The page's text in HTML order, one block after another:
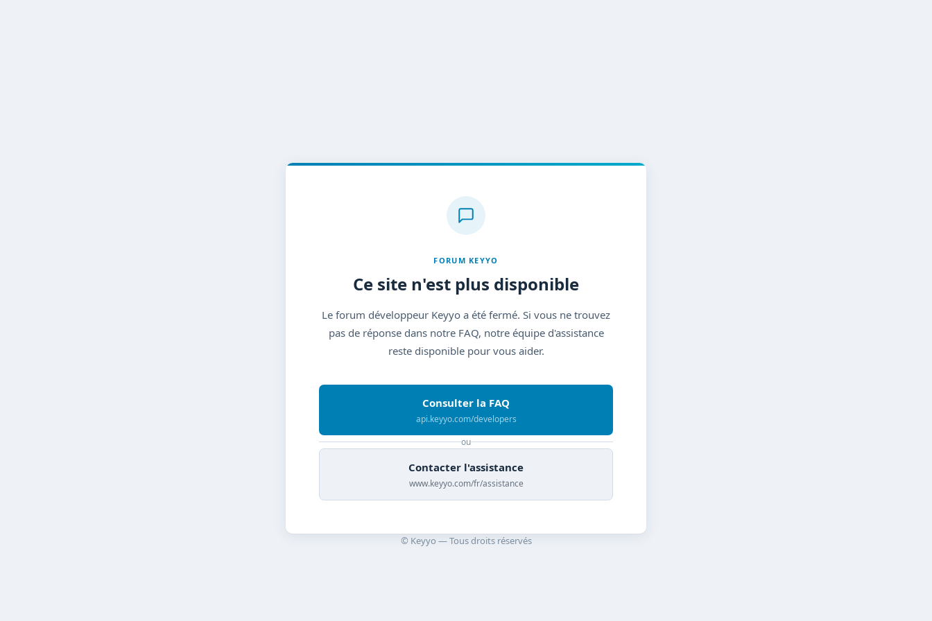
FORUM KEYYO
Ce site n'est plus disponible
Le forum développeur Keyyo a été fermé. Si vous ne trouvez
pas de réponse dans notre FAQ, notre équipe d'assistance
reste disponible pour vous aider.
Consulter la FAQ
api.keyyo.com/developers
ou
Contacter l'assistance
www.keyyo.com/fr/assistance
© Keyyo — Tous droits réservés